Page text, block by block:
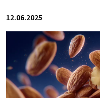
12.06.2025